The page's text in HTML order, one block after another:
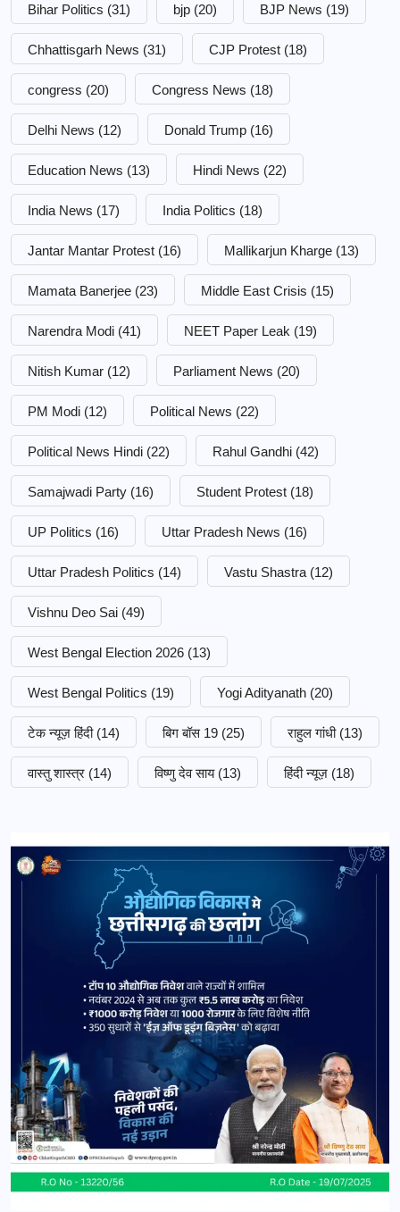
Bihar Politics (31) bjp (20) BJP News (19)
Chhattisgarh News (31) CJP Protest (18)
congress (20) Congress News (18)
Delhi News (12) Donald Trump (16)
Education News (13) Hindi News (22)
India News (17) India Politics (18)
Jantar Mantar Protest (16) Mallikarjun Kharge (13)
Mamata Banerjee (23) Middle East Crisis (15)
Narendra Modi (41) NEET Paper Leak (19)
Nitish Kumar (12) Parliament News (20)
PM Modi (12) Political News (22)
Political News Hindi (22) Rahul Gandhi (42)
Samajwadi Party (16) Student Protest (18)
UP Politics (16) Uttar Pradesh News (16)
Uttar Pradesh Politics (14) Vastu Shastra (12)
Vishnu Deo Sai (49)
West Bengal Election 2026 (13)
West Bengal Politics (19) Yogi Adityanath (20)
टेक न्यूज़ हिंदी (14) बिग बॉस 19 (25) राहुल गांधी (13)
वास्तु शास्त्र (14) विष्णु देव साय (13) हिंदी न्यूज़ (18)